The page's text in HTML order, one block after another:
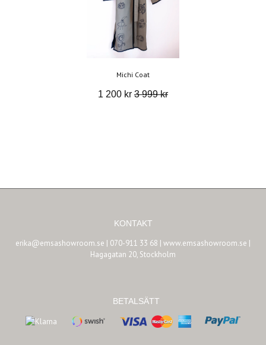
Michi Coat
1 200 kr 3 999 kr
KONTAKT
erika@emsashowroom.se | 070-911 33 68 | www.emsashowroom.se |
Hagagatan 20, Stockholm
BETALSÄTT